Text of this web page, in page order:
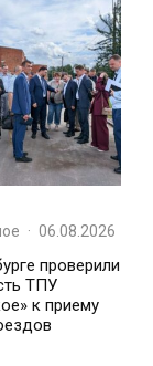
· 06.08.2026
проверили
ТПУ
к приему